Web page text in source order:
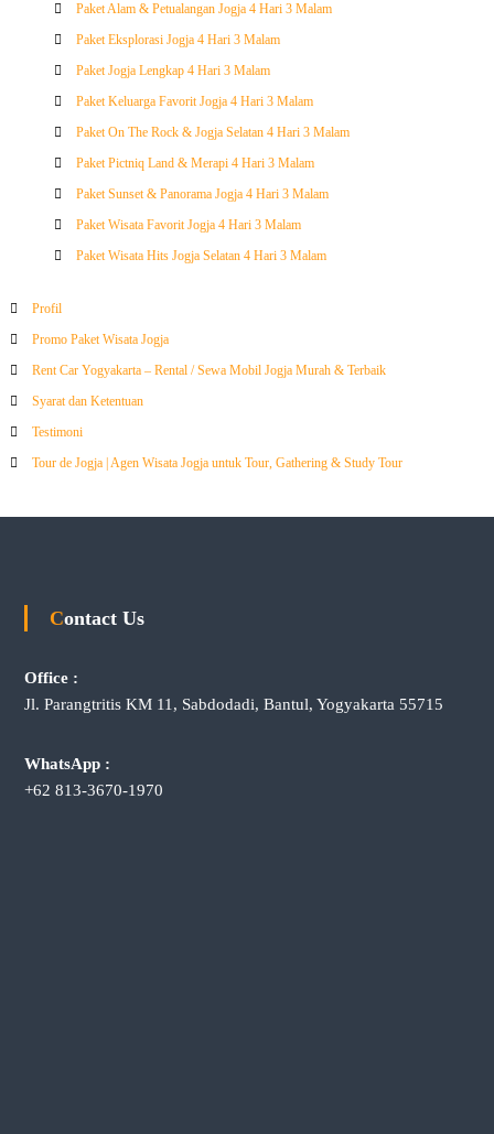
Paket Alam & Petualangan Jogja 4 Hari 3 Malam
Paket Eksplorasi Jogja 4 Hari 3 Malam
Paket Jogja Lengkap 4 Hari 3 Malam
Paket Keluarga Favorit Jogja 4 Hari 3 Malam
Paket On The Rock & Jogja Selatan 4 Hari 3 Malam
Paket Pictniq Land & Merapi 4 Hari 3 Malam
Paket Sunset & Panorama Jogja 4 Hari 3 Malam
Paket Wisata Favorit Jogja 4 Hari 3 Malam
Paket Wisata Hits Jogja Selatan 4 Hari 3 Malam
Profil
Promo Paket Wisata Jogja
Rent Car Yogyakarta – Rental / Sewa Mobil Jogja Murah & Terbaik
Syarat dan Ketentuan
Testimoni
Tour de Jogja | Agen Wisata Jogja untuk Tour, Gathering & Study Tour
Contact Us
Office :
Jl. Parangtritis KM 11, Sabdodadi, Bantul, Yogyakarta 55715
WhatsApp :
+62 813-3670-1970